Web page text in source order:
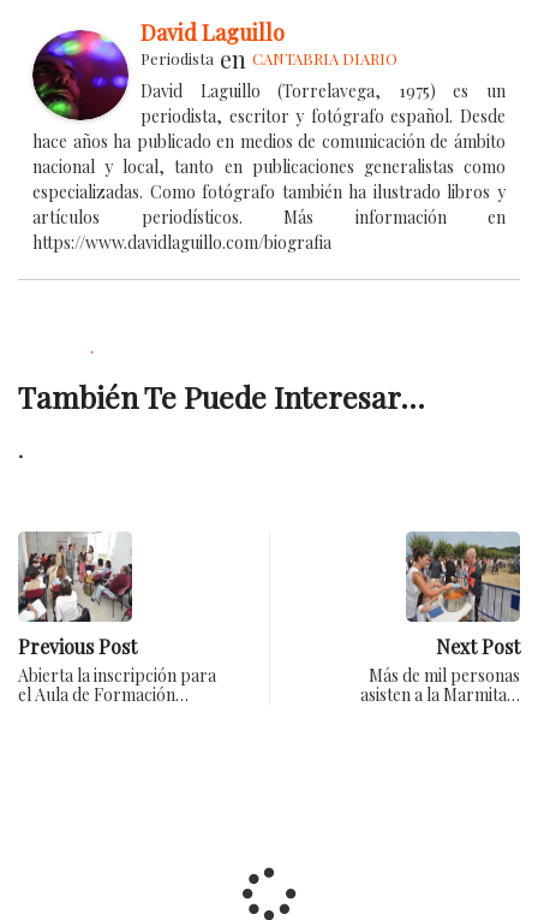
David Laguillo
Periodista en CANTABRIA DIARIO
David Laguillo (Torrelavega, 1975) es un
periodista, escritor y fotógrafo español. Desde
hace años ha publicado en medios de comunicación de ámbito
nacional y local, tanto en publicaciones generalistas como
especializadas. Como fotógrafo también ha ilustrado libros y
artículos periodísticos. Más información en
https://www.davidlaguillo.com/biografia
.
También Te Puede Interesar...
.
Previous Post
Abierta la inscripción para
el Aula de Formación…
Next Post
Más de mil personas
asisten a la Marmita…